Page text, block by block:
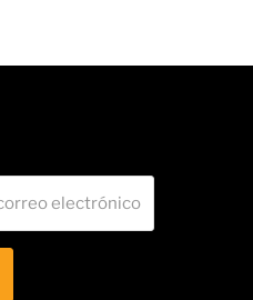
electrónico